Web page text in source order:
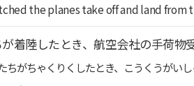
the planes take off and land
着陸したとき、航空会社の手荷物
ちがちゃくりくしたとき、こうくうがい